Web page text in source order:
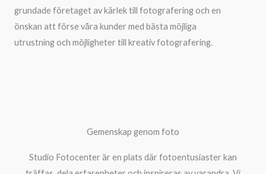
grundade företaget av kärlek till fotografering och en
önskan att förse våra kunder med bästa möjliga
utrustning och möjligheter till kreativ fotografering.
Gemenskap genom foto
Studio Fotocenter är en plats där fotoentusiaster kan